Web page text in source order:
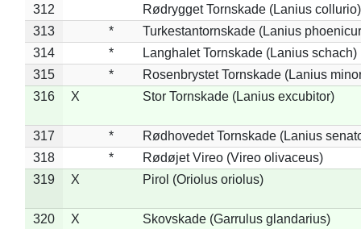
312
Rødrygget Tornskade (Lanius collurio)
313
*
Turkestantornskade (Lanius
314
*
Langhalet Tornskade (Lanius schach)
315
*
Rosenbrystet Tornskade (Lanius
316
X Stor Tornskade (Lanius excubitor)
317 *
Rødhovedet Tornskade (Lanius
318
*
Rødøjet Vireo (Vireo olivaceus)
319
X Pirol (Oriolus oriolus)
320 X Skovskade (Garrulus glandarius)